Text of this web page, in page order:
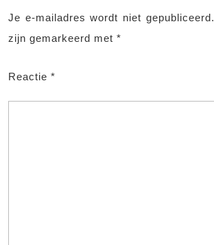
Je e-mailadres wordt niet gepubliceerd.
zijn gemarkeerd met *
Reactie *